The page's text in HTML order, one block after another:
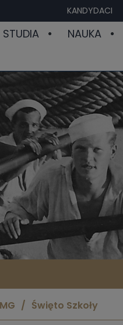
KANDYDACI
STUDIA NAUKA
Święto Szkoły